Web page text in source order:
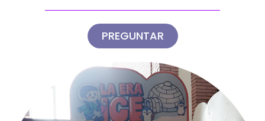
PREGUNTAR